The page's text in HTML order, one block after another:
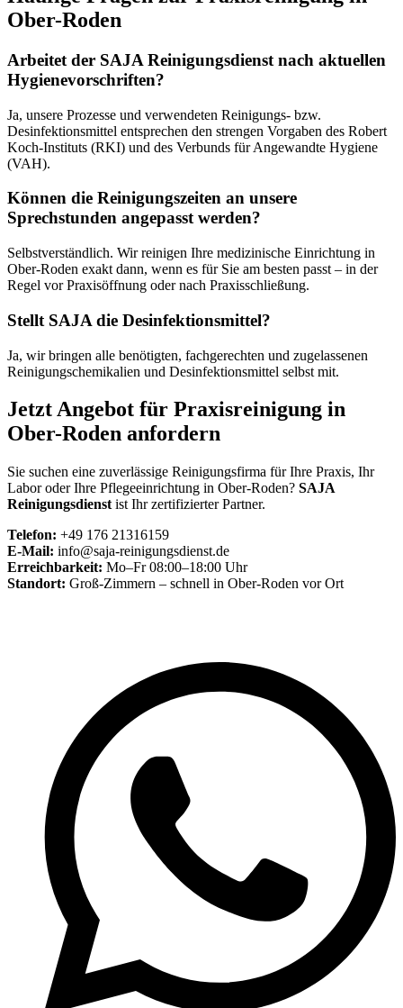
Ober-Roden
Arbeitet der SAJA Reinigungsdienst nach aktuellen
Hygienevorschriften?
Ja, unsere Prozesse und verwendeten Reinigungs- bzw.
Desinfektionsmittel entsprechen den strengen Vorgaben des Robert
Koch-Instituts (RKI) und des Verbunds für Angewandte Hygiene
(VAH).
Können die Reinigungszeiten an unsere
Sprechstunden angepasst werden?
Selbstverständlich. Wir reinigen Ihre medizinische Einrichtung in
Ober-Roden exakt dann, wenn es für Sie am besten passt – in der
Regel vor Praxisöffnung oder nach Praxisschließung.
Stellt SAJA die Desinfektionsmittel?
Ja, wir bringen alle benötigten, fachgerechten und zugelassenen
Reinigungschemikalien und Desinfektionsmittel selbst mit.
Jetzt Angebot für Praxisreinigung in
Ober-Roden anfordern
Sie suchen eine zuverlässige Reinigungsfirma für Ihre Praxis, Ihr
Labor oder Ihre Pflegeeinrichtung in Ober-Roden? SAJA
Reinigungsdienst ist Ihr zertifizierter Partner.
Telefon: +49 176 21316159
E-Mail: info@saja-reinigungsdienst.de
Erreichbarkeit: Mo–Fr 08:00–18:00 Uhr
Standort: Groß-Zimmern – schnell in Ober-Roden vor Ort